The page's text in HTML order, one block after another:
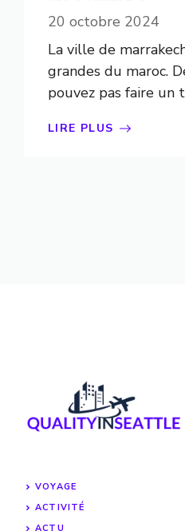
20 octobre 2024
La ville de
grandes du maroc.
pouvez pas faire un
LIRE PLUS
VOYAGE
ACTIVITÉ
ACTU